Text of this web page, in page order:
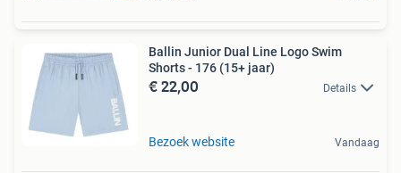
Ballin Junior Dual Line Logo Swim
Shorts - 176 (15+ jaar)
€ 22,00 Details
Bezoek website Vandaag